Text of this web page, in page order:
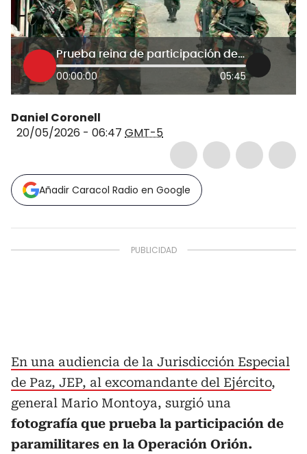
Prueba reina de participación de paramilitares en la Operación Orión
00:00:00 05:45
Daniel Coronell
20/05/2026 - 06:47 GMT-5
Añadir Caracol Radio en Google
En una audiencia de la Jurisdicción Especial
de Paz, JEP, al excomandante del Ejército,
general Mario Montoya, surgió una
fotografía que prueba la participación de
paramilitares en la Operación Orión.